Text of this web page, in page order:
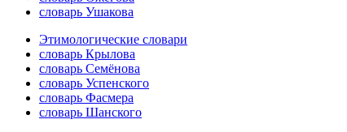
словарь Ушакова
Этимологические словари
словарь Крылова
словарь Семёнова
словарь Успенского
словарь Фасмера
словарь Шанского